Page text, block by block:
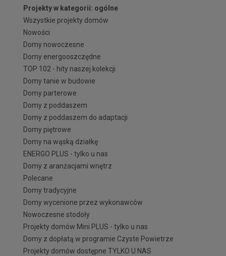
Projekty w kategorii: ogólne
Wszystkie projekty domów
Nowości
Domy nowoczesne
Domy energooszczędne
TOP 102 - hity naszej kolekcji
Domy tanie w budowie
Domy parterowe
Domy z poddaszem
Domy z poddaszem do adaptacji
Domy piętrowe
Domy na wąską działkę
ENERGO PLUS - tylko u nas
Domy z aranżacjami wnętrz
Polecane
Domy tradycyjne
Domy wycenione przez wykonawców
Nowoczesne stodoły
Projekty domów Mini PLUS - tylko u nas
Domy z dopłatą w programie Czyste Powietrze
Projekty domów dostępne TYLKO U NAS